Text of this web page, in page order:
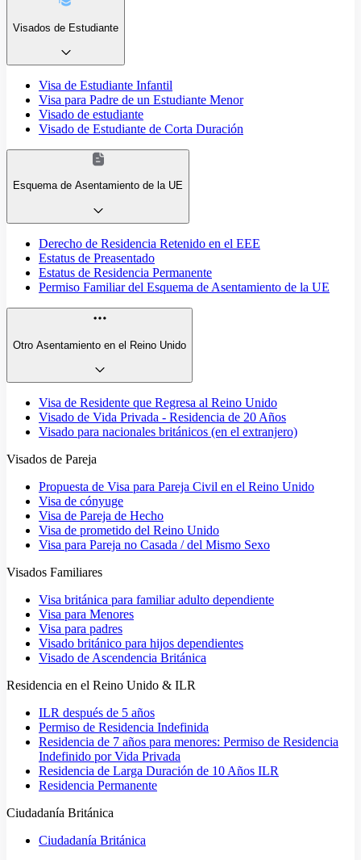
Visados de Estudiante
Visa de Estudiante Infantil
Visa para Padre de un Estudiante Menor
Visado de estudiante
Visado de Estudiante de Corta Duración
Esquema de Asentamiento de la UE
Derecho de Residencia Retenido en el EEE
Estatus de Preasentado
Estatus de Residencia Permanente
Permiso Familiar del Esquema de Asentamiento de la UE
Otro Asentamiento en el Reino Unido
Visa de Residente que Regresa al Reino Unido
Visado de Vida Privada - Residencia de 20 Años
Visado para nacionales británicos (en el extranjero)
Visados de Pareja
Propuesta de Visa para Pareja Civil en el Reino Unido
Visa de cónyuge
Visa de Pareja de Hecho
Visa de prometido del Reino Unido
Visa para Pareja no Casada / del Mismo Sexo
Visados Familiares
Visa británica para familiar adulto dependiente
Visa para Menores
Visa para padres
Visado británico para hijos dependientes
Visado de Ascendencia Británica
Residencia en el Reino Unido & ILR
ILR después de 5 años
Permiso de Residencia Indefinida
Residencia de 7 años para menores: Permiso de Residencia
Indefinido por Vida Privada
Residencia de Larga Duración de 10 Años ILR
Residencia Permanente
Ciudadanía Británica
Ciudadanía Británica